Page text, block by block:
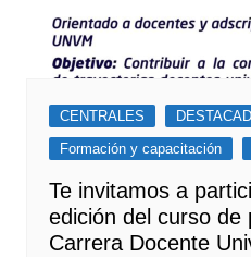
CENTRALES
Formación y capacitación
Te invitamos a
edición del curso de
Carrera Docente